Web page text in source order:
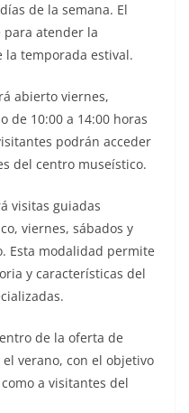
de la semana. El
para atender la
la temporada estival.
abierto viernes,
de 10:00 a 14:00 horas
podrán acceder
del centro museístico.
visitas guiadas
viernes, sábados y
Esta modalidad permite
y características del
de la oferta de
verano, con el objetivo
a visitantes del